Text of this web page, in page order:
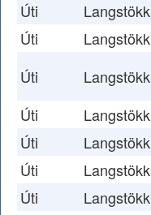
Úti
Langstökk
Úti
Langstökk
Úti
Langstökk
Úti
Langstökk
Úti
Langstökk
Úti
Langstökk
Úti
Langstökk